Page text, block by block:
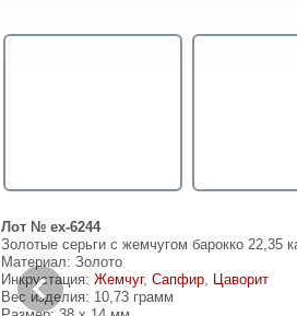
Лот № ex-6244
Золотые серьги с жемчугом барокко 22,35
Материал: Золото
Инкрустация: Жемчуг, Сапфир, Цаворит
Вес изделия: 10,73 грамм